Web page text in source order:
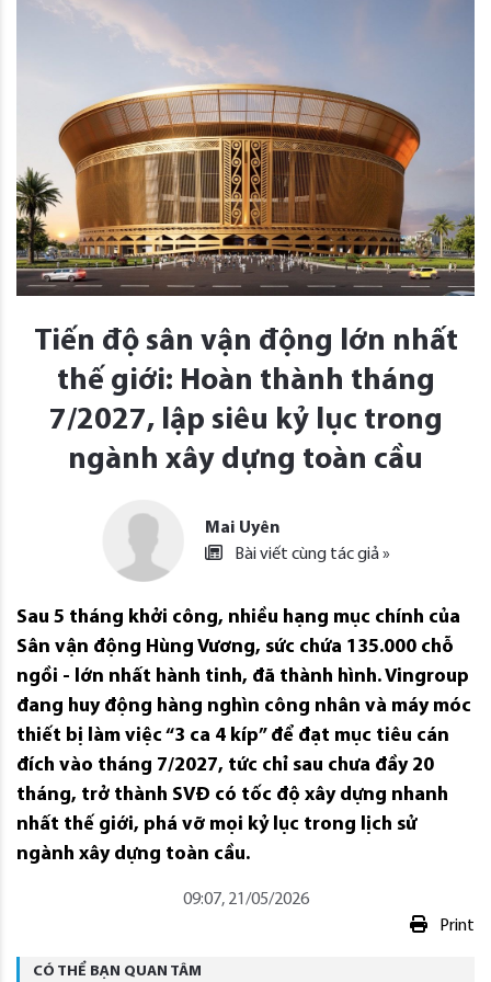
Tiến độ sân vận động lớn nhất
thế giới: Hoàn thành tháng
7/2027, lập siêu kỷ lục trong
ngành xây dựng toàn cầu
Mai Uyên
Bài viết cùng tác giả »
Sau 5 tháng khởi công, nhiều hạng mục chính của
Sân vận động Hùng Vương, sức chứa 135.000 chỗ
ngồi - lớn nhất hành tinh, đã thành hình. Vingroup
đang huy động hàng nghìn công nhân và máy móc
thiết bị làm việc “3 ca 4 kíp” để đạt mục tiêu cán
đích vào tháng 7/2027, tức chỉ sau chưa đầy 20
tháng, trở thành SVĐ có tốc độ xây dựng nhanh
nhất thế giới, phá vỡ mọi kỷ lục trong lịch sử
ngành xây dựng toàn cầu.
09:07, 21/05/2026
Print
CÓ THỂ BẠN QUAN TÂM